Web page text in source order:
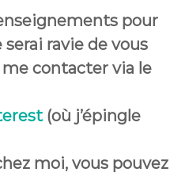
pour
serai ravie de vous
me contacter via le
(où j’épingle
moi, vous pouvez